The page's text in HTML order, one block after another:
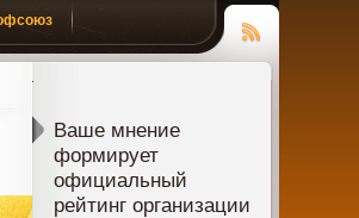
Чтение
Ваше мнение
формирует
официальный
рейтинг организации